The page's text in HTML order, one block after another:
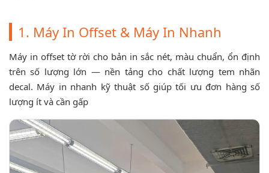
1. Máy In Offset & Máy In Nhanh
Máy in offset tờ rời cho bản in sắc nét, màu chuẩn, ổn định
trên số lượng lớn — nền tảng cho chất lượng tem nhãn
decal. Máy in nhanh kỹ thuật số giúp tối ưu đơn hàng số
lượng ít và cần gấp